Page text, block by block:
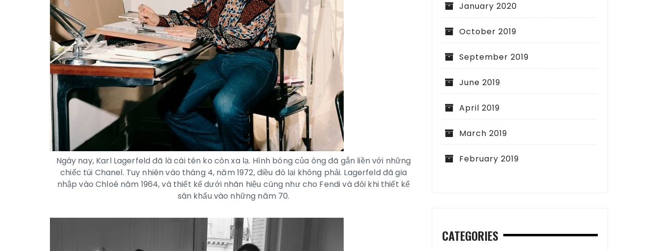
Ngày nay, Karl Lagerfeld đã là cái tên ko còn xa lạ. Hình bóng của ông đã gắn liền với những
chiếc túi Chanel. Tuy nhiên vào tháng 4, năm 1972, điều đó lại không phải. Lagerfeld đã gia
nhập vào Chloé năm 1964, và thiết kế dưới nhãn hiệu cũng như cho Fendi và đôi khi thiết kế
sân khấu vào những năm 70.
January 2020
October 2019
September 2019
June 2019
April 2019
March 2019
February 2019
CATEGORIES